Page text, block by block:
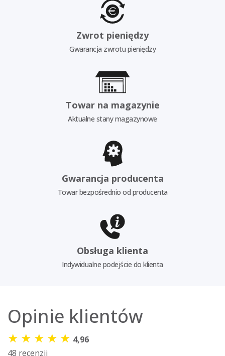
Zwrot pieniędzy
Gwarancja zwrotu pieniędzy
Towar na magazynie
Aktualne stany magazynowe
Gwarancja producenta
Towar bezpośrednio od producenta
Obsługa klienta
Indywidualne podejście do klienta
Opinie klientów
★ ★ ★ ★ ★ 4,96
48 recenzji